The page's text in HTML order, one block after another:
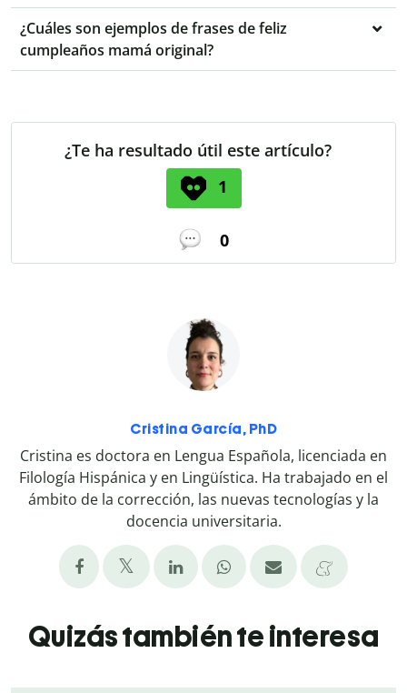
¿Cuáles son ejemplos de frases de feliz
cumpleaños mamá original?
¿Te ha resultado útil este artículo?
1
0
Cristina García, PhD
Cristina es doctora en Lengua Española, licenciada en
Filología Hispánica y en Lingüística. Ha trabajado en el
ámbito de la corrección, las nuevas tecnologías y la
docencia universitaria.
Quizás también te interesa